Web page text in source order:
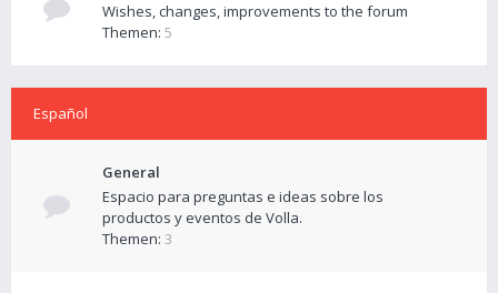
Wishes, changes, improvements to the forum
Themen: 5
Español
General
Espacio para preguntas e ideas sobre los
productos y eventos de Volla.
Themen: 3